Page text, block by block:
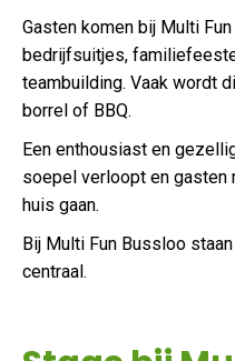
Gasten komen bij Multi
bedrijfsuitjes,
teambuilding. Vaak wordt
borrel of BBQ.
Een enthousiast en
soepel verloopt en gasten
huis gaan.
Bij Multi Fun Bussloo
centraal.